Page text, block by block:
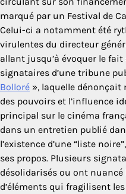
marqué par un Festival de
Celui-ci a notamment été
virulentes du directeur
allant jusqu’à évoquer le
signataires d’une tribune
Bolloré », laquelle
des pouvoirs et l’influence
principal sur le cinéma
dans un entretien publié
l’existence d’une “liste
ses propos. Plusieurs
désolidarisés ou ont
d’éléments qui fragilisent